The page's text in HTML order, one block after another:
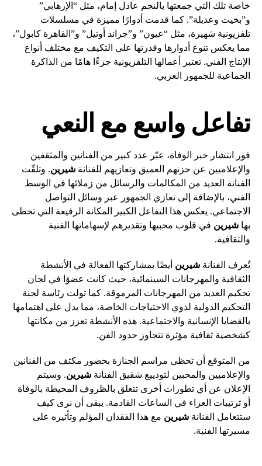
خاصة تلك التي جمعتها بالنجم عادل إمام، مثل “الإرهابي”
و”بخيت وعديلة”. كما قدمت أدوارًا مميزة في مسلسلات
تلفزيونية شهيرة، مثل “عيون” و”جراند أوتيل” و”القاهرة كابول”،
مما يعكس تنوع أدوارها وقدرتها على التكيف مع مختلف أنواع
الإنتاج الفني. تعتبر أعمالها التلفزيونية جزءًا هامًا من الذاكرة
الجماعية للجمهور العربي.
تفاعل واسع مع النعي
فور انتشار خبر الوفاة، عبّر عدد كبير من الفنانين والمثقفين
والإعلاميين عن حزنهم العميق وتعازيهم للفنانة شيرين. وتلقّت
الفنانة العديد من المكالمات والرسائل من زملائها في الوسط
الفني، بالإضافة إلى تعازي الجمهور عبر وسائل التواصل
الاجتماعي. يعكس هذا التفاعل الكبير المكانة الرفيعة التي تحظى
بها شيرين في قلوب محبيها وتقديرهم لإسهاماتها الفنية
والثقافية.
تُعرف الفنانة شيرين أيضًا بمشاركتها الفعالة في الأنشطة
الثقافية والمهرجانات السينمائية، حيث كانت عضوًا في لجان
تحكيم العديد من المهرجانات المرموقة. كما تولت رئاسة لجنة
التحكيم الدولية لذوي الاحتياجات الخاصة، مما يدل على اهتمامها
بالقضايا الإنسانية والاجتماعية. هذه الأنشطة تعزز من مكانتها
كشخصية ثقافية مؤثرة تتجاوز حدود الفن.
من المتوقع أن تحظى مراسم الجنازة بحضور مكثف من الفنانين
والإعلاميين والمحبين لتودييع شقيق الفنانة شيرين. وسيتم
الإعلان عن أي تطورات أخرى تتعلق بالظروف المحيطة بالوفاة
أو ترتيبات العزاء في الساعات القادمة. يبقى أن نرى كيف
ستتعامل الفنانة شيرين مع هذا الفقدان المؤلم وتأثيره على
مسيرتها الفنية.